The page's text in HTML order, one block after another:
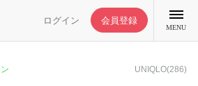
ログイン 会員登録
MENU
UNIQLO(286)